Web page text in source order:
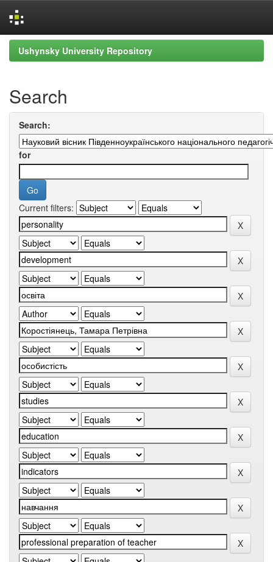
Skip
navigation
Ushynsky University Repository
Search
Search:
for
Current filters: